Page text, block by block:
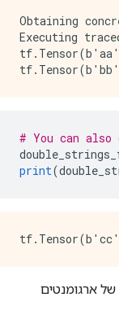
Obtaining
Executing
# You can also
print(
של ארגומנטים